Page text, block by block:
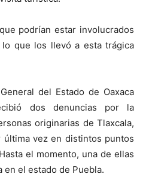
podrían estar involucrados
que los llevó a esta trágica
del Estado de Oaxaca
dos denuncias por la
originarias de Tlaxcala,
vez en distintos puntos
el momento, una de ellas
en el estado de Puebla.